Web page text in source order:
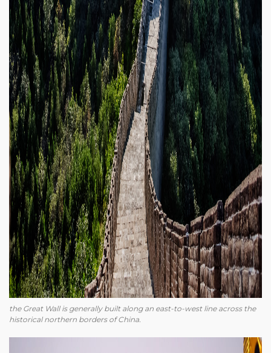
the Great Wall is generally built along an east-to-west line across the
historical northern borders of China.